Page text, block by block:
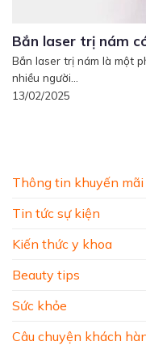
Thông tin khuyến mãi
Tin tức sự kiện
Kiến thức y khoa
Beauty tips
Sức khỏe
Câu chuyện khách
Bắn laser trị nám
Bắn laser trị nám là một
nhiều người...
13/02/2025